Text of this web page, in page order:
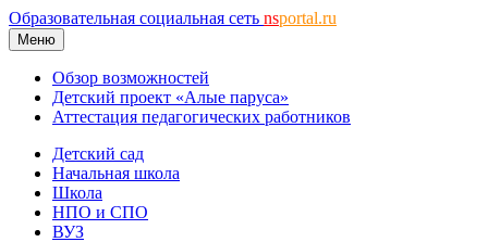
Образовательная социальная сеть nsportal.ru
Меню
Обзор возможностей
Детский проект «Алые паруса»
Аттестация педагогических работников
Детский сад
Начальная школа
Школа
НПО и СПО
ВУЗ